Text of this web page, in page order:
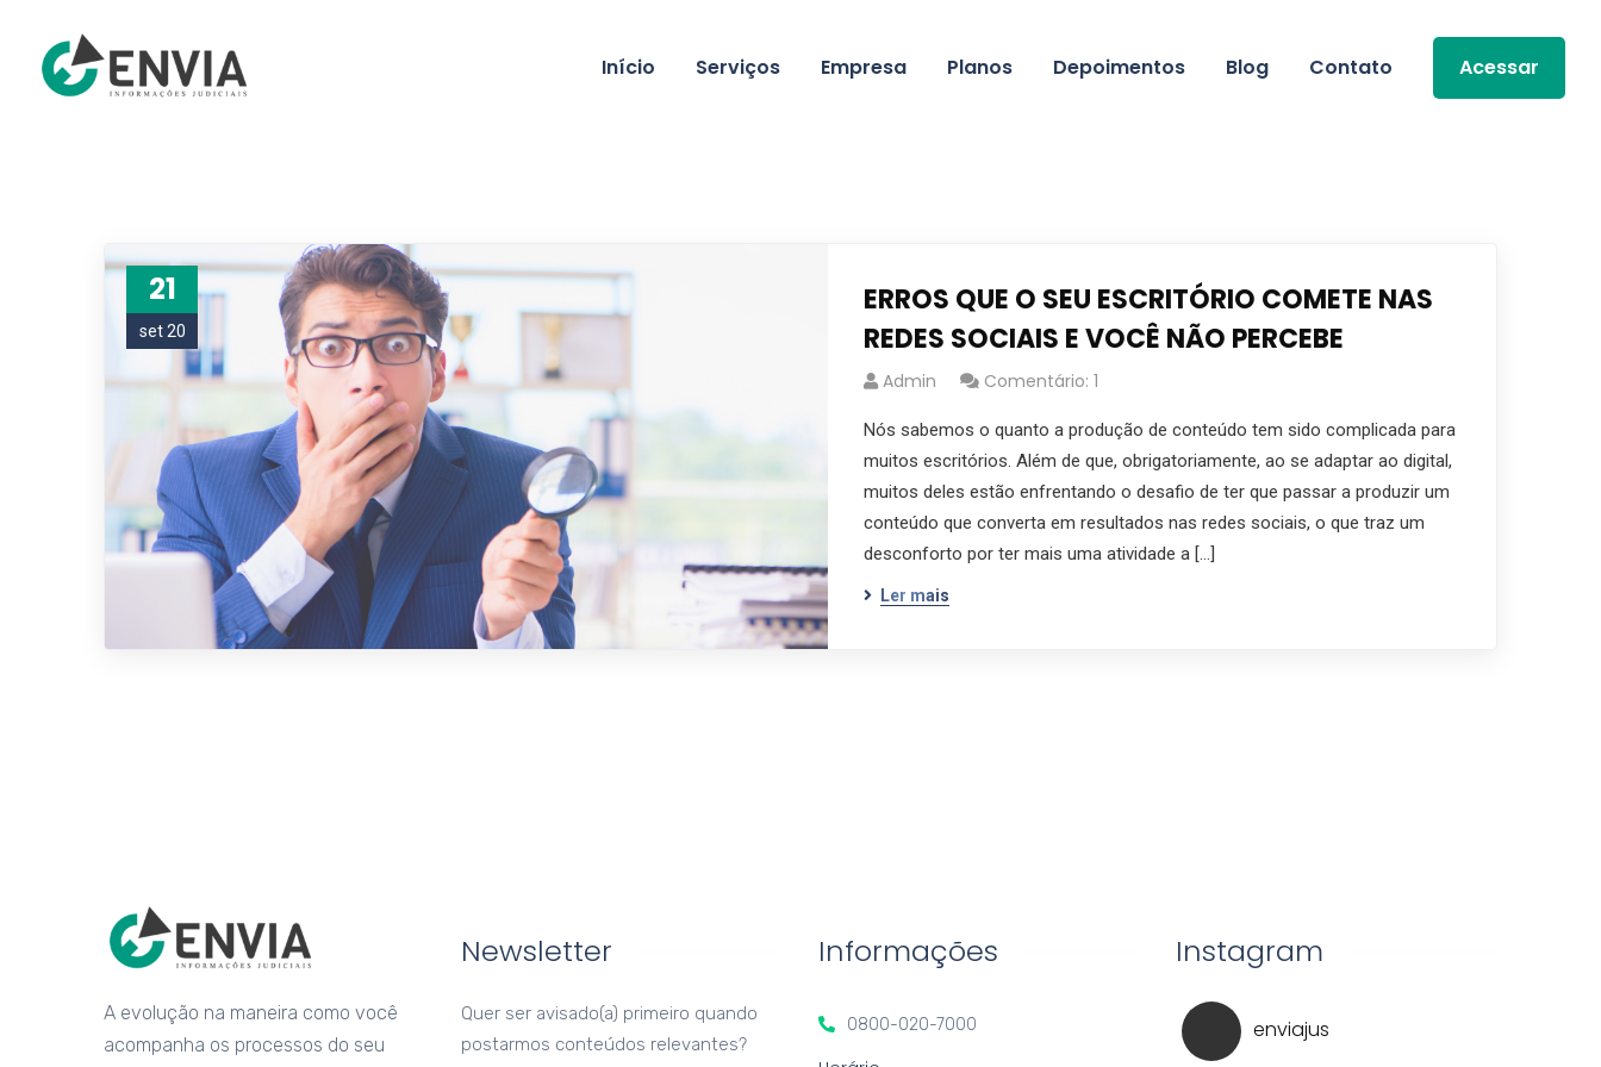
Início Serviços Empresa Planos Depoimentos Blog Contato Acessar
21
set 20
ERROS QUE O SEU ESCRITÓRIO COMETE NAS
REDES SOCIAIS E VOCÊ NÃO PERCEBE
Admin Comentário: 1
Nós sabemos o quanto a produção de conteúdo tem sido complicada para
muitos escritórios. Além de que, obrigatoriamente, ao se adaptar ao digital,
muitos deles estão enfrentando o desafio de ter que passar a produzir um
conteúdo que converta em resultados nas redes sociais, o que traz um
desconforto por ter mais uma atividade a […]
Ler mais
A evolução na maneira como você
acompanha os processos do seu
Newsletter
Quer ser avisado(a) primeiro quando
postarmos conteúdos relevantes?
Informações
0800-020-7000
Instagram
enviajus